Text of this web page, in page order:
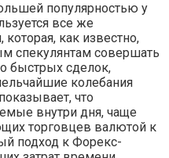
популярностью у
все же
которая, как известно,
спекулянтам совершать
быстрых сделок,
колебания
что
внутри дня, чаще
торговцев валютой к
подход к Форекс-